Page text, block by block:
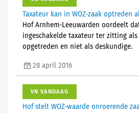
Taxateur kan in WOZ-zaak optreden
Hof Arnhem-Leeuwarden oordeelt
ingeschakelde taxateur ter zitting
opgetreden en niet als deskundige.
28 april 2016
VN VANDAAG
Hof stelt WOZ-waarde onroerende